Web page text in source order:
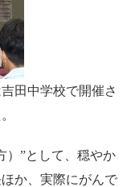
田中学校で開催さ
）”として、穏やか
か、実際にがんで